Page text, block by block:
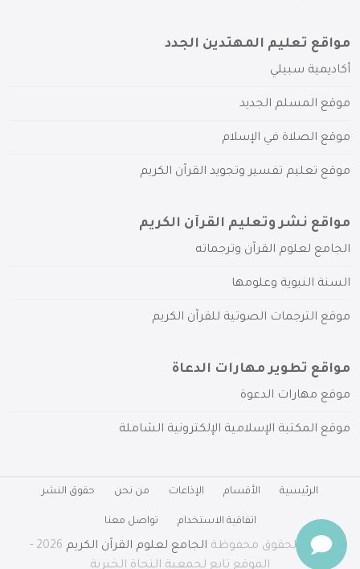
مواقع تعليم المهتدين الجدد
أكاديمية سبيلي
موقع المسلم الجديد
موقع الصلاة في الإسلام
موقع تعليم تفسير وتجويد القرآن الكريم
مواقع نشر وتعليم القرآن الكريم
الجامع لعلوم القرآن وترجماته
السنة النبوية وعلومها
موقع الترجمات الصوتية للقرآن الكريم
مواقع تطوير مهارات الدعاة
موقع مهارات الدعوة
موقع المكتبة الإسلامية الإلكترونية الشاملة
الرئيسية الأقسام الإذاعات من نحن حقوق النشر
اتفاقية الاستخدام تواصل معنا
جميع الحقوق محفوظة الجامع لعلوم القرآن الكريم
2026 -
الموقع تابع لجمعية النجاة الخيرية